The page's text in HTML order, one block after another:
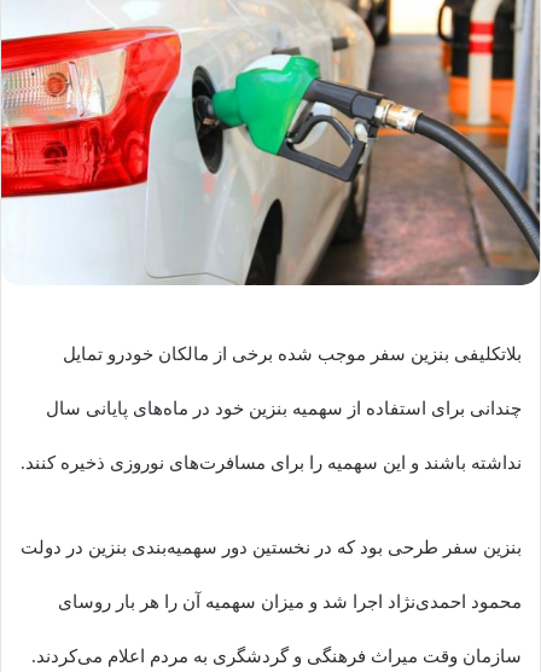
بلاتکلیفی بنزین سفر موجب شده برخی از مالکان خودرو تمایل
چندانی برای استفاده از سهمیه بنزین خود در ماه‌های پایانی سال
نداشته باشند و این سهمیه را برای مسافرت‌های نوروزی ذخیره کنند.
بنزین سفر طرحی بود که در نخستین دور سهمیه‌بندی بنزین در دولت
محمود احمدی‌نژاد اجرا شد و میزان سهمیه آن را هر بار روسای
سازمان وقت میراث فرهنگی و گردشگری به مردم اعلام می‌کردند.